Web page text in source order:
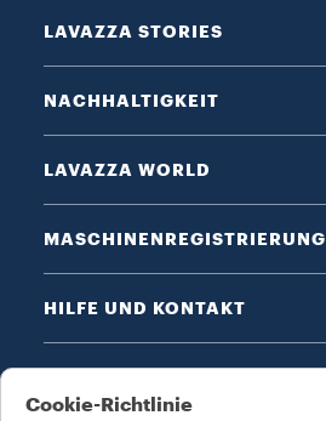
LAVAZZA STORIES
NACHHALTIGKEIT
LAVAZZA WORLD
MASCHINENREGISTRIERUNG
HILFE UND KONTAKT
Cookie-Richtlinie